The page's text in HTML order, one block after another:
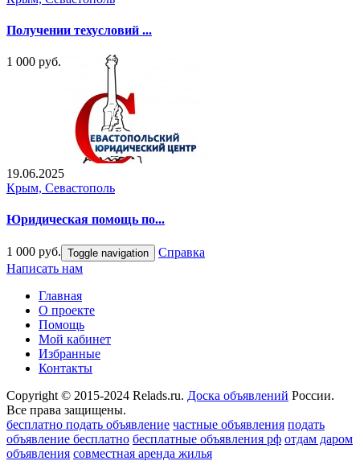
Получении техусловий ...
1 000 руб.
19.06.2025
Крым, Севастополь
Юридическая помощь по...
1 000 руб. Toggle navigation
Справка
Написать нам
Главная
О проекте
Помощь
Мой кабинет
Избранные
Контакты
Copyright © 2015-2024 Relads.ru. Доска объявлений России.
Все права защищены.
бесплатно подать объявление частные объявления подать
объявление бесплатно бесплатные объявления рф отдам даром
объявления совместная аренда жилья